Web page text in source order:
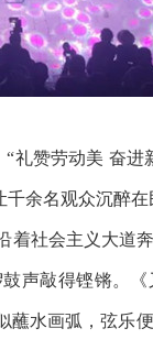
赞劳动美 奋进
余名观众沉醉在
社会主义大道
声敲得铿锵。
水画弧，弦乐